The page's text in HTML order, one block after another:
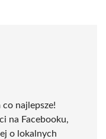
najlepsze!
na Facebooku,
o lokalnych